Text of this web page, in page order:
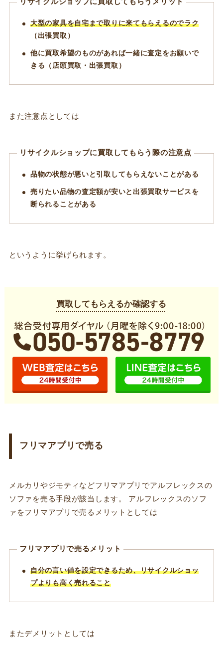
リサイクルショップに買取してもらうメリット
大型の家具を自宅まで取りに来てもらえるのでラク
（出張買取）
他に買取希望のものがあれば一緒に査定をお願いで
きる（店頭買取・出張買取）
また注意点としては
リサイクルショップに買取してもらう際の注意点
品物の状態が悪いと引取してもらえないことがある
売りたい品物の査定額が安いと出張買取サービスを
断られることがある
というように挙げられます。
買取してもらえるか確認する
フリマアプリで売る
メルカリやジモティなどフリマアプリでアルフレックスの
ソファを売る手段が該当します。 アルフレックスのソフ
ァをフリマアプリで売るメリットとしては
フリマアプリで売るメリット
自分の言い値を設定できるため、リサイクルショッ
プよりも高く売れること
またデメリットとしては